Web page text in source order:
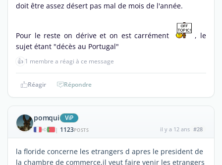
doit être assez désert pas mal de mois de l'année.
Pour le reste on dérive et on est carrément
, le
sujet étant "décès au Portugal"
👍 1 membre a réagi à ce message
Réagir Répondre
pomqui ViP
| 1123POSTS il y a 12 ans #28
la floride concerne les etrangers d apres le president de
la chambre de commerce,il veut faire venir les etrangers